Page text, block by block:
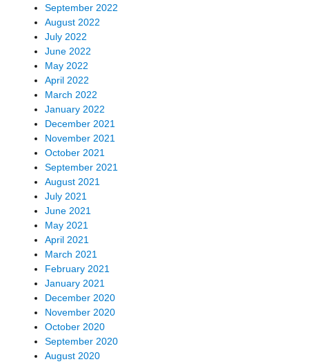
September 2022
August 2022
July 2022
June 2022
May 2022
April 2022
March 2022
January 2022
December 2021
November 2021
October 2021
September 2021
August 2021
July 2021
June 2021
May 2021
April 2021
March 2021
February 2021
January 2021
December 2020
November 2020
October 2020
September 2020
August 2020